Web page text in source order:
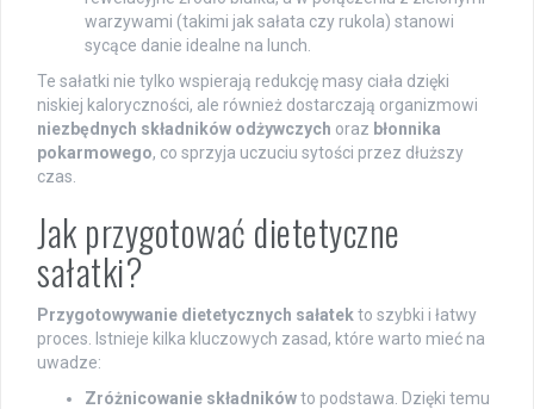
warzywami (takimi jak sałata czy rukola) stanowi
sycące danie idealne na lunch.
Te sałatki nie tylko wspierają redukcję masy ciała dzięki
niskiej kaloryczności, ale również dostarczają organizmowi
niezbędnych składników odżywczych oraz błonnika
pokarmowego, co sprzyja uczuciu sytości przez dłuższy
czas.
Jak przygotować dietetyczne
sałatki?
Przygotowywanie dietetycznych sałatekto szybki i łatwy
proces. Istnieje kilka kluczowych zasad, które warto mieć na
uwadze:
Zróżnicowanie składnikówto podstawa. Dzięki temu